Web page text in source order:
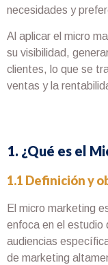
necesidades y
Al aplicar el micro
su visibilidad,
clientes, lo que se
ventas y la
1. ¿Qué es el
1.1 Definición y
El micro marketing
enfoca en el estudio
audiencias
de marketing